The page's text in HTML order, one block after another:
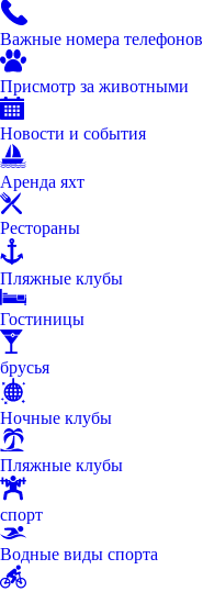
Важные номера телефонов
Присмотр за животными
Новости и события
Аренда яхт
Рестораны
Пляжные клубы
Гостиницы
брусья
Ночные клубы
Пляжные клубы
спорт
Водные виды спорта